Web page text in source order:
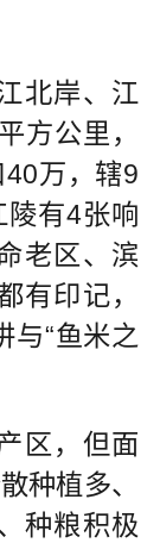
北岸、江
方公里，
万，辖9
有4张响
老区、滨
有印记，
与“鱼米之
区，但面
种植多、
种粮积极